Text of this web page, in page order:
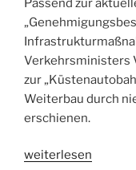
Passend zur
Verkehrsministers
zur
Weiterbau durch
erschienen.
„Eine
weiterlesen